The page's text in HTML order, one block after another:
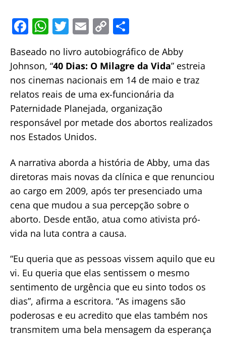
F
c
e
b
o
o
k
W
at
s
A
p
p
T
itt
er
E
ai
l
C
o
p
y
Li
n
k
h
ar
e
Baseado no livro autobiográfico de Abby
Johnson, “40 Dias: O Milagre da Vida” estreia
nos cinemas nacionais em 14 de maio e traz
relatos reais de uma ex-funcionária da
Paternidade Planejada, organização
responsável por metade dos abortos realizados
nos Estados Unidos.
A narrativa aborda a história de Abby, uma das
diretoras mais novas da clínica e que renunciou
ao cargo em 2009, após ter presenciado uma
cena que mudou a sua percepção sobre o
aborto. Desde então, atua como ativista pró-
vida na luta contra a causa.
“Eu queria que as pessoas vissem aquilo que eu
vi. Eu queria que elas sentissem o mesmo
sentimento de urgência que eu sinto todos os
dias”, afirma a escritora. “As imagens são
poderosas e eu acredito que elas também nos
transmitem uma bela mensagem da esperança